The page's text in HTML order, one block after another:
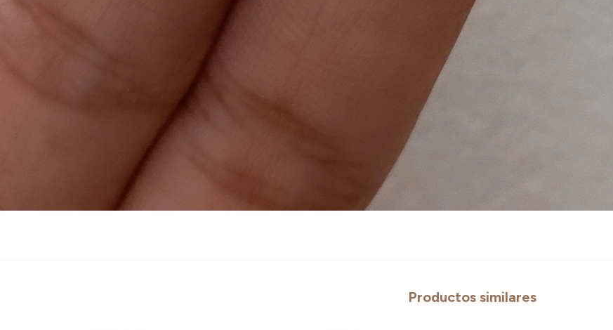
Productos similares